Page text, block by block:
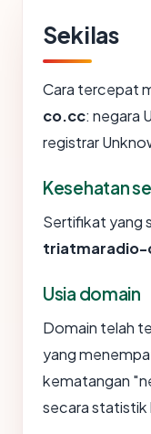
Sekilas
Cara tercepat
co.cc: negara
registrar
Kesehatan
Sertifikat yang
Usia domain
Domain telah
yang
kematangan
secara statistik